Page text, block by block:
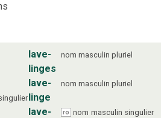
lave-
linges
nom masculin pluriel
lave-
linge
nom masculin pluriel
lave-
ro nom masculin singulier